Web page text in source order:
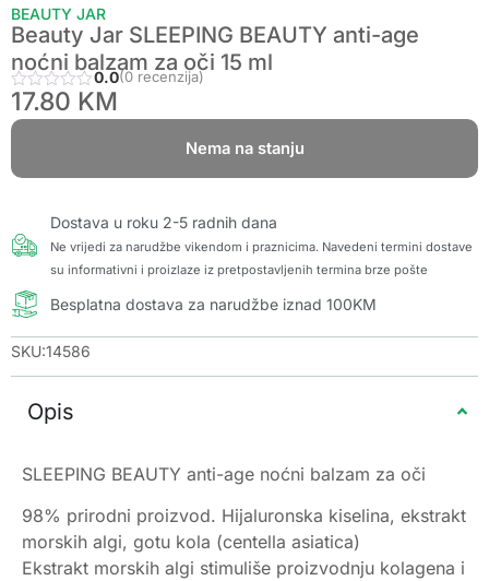
BEAUTY JAR
Beauty Jar SLEEPING BEAUTY anti-age
noćni balzam za oči 15 ml
0.0(0 recenzija)
17.80 KM
Nema na stanju
Dostava u roku 2-5 radnih dana
Ne vrijedi za narudžbe vikendom i praznicima. Navedeni termini dostave
su informativni i proizlaze iz pretpostavljenih termina brze pošte
Besplatna dostava za narudžbe iznad 100KM
SKU:14586
Opis
SLEEPING BEAUTY anti-age noćni balzam za oči
98% prirodni proizvod. Hijaluronska kiselina, ekstrakt
morskih algi, gotu kola (centella asiatica)
Ekstrakt morskih algi stimuliše proizvodnju kolagena i